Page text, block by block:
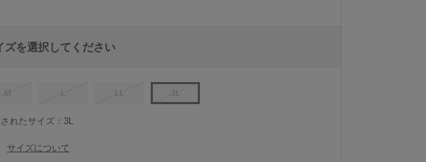
ズを選択してください
M L LL 3L
れたサイズ：3L
サイズについて